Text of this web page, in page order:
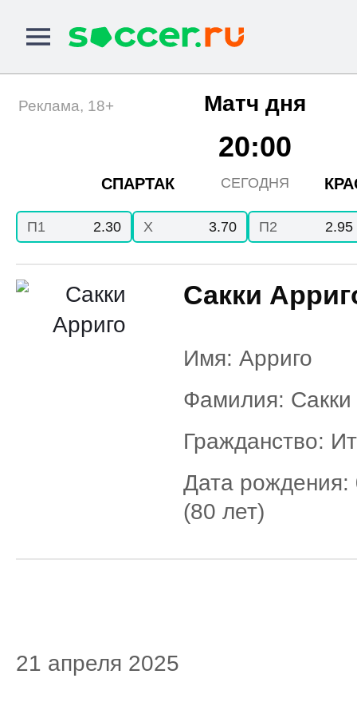
Матч дня
СПАРТАК
20:00
СЕГОДНЯ
Реклама, 18+
П1 2.30 X 3.70 П2 2.95
Сакки
Имя: Арриго
Фамилия: Сакки
Гражданство:
Дата рождения:
(80 лет)
21 апреля 2025